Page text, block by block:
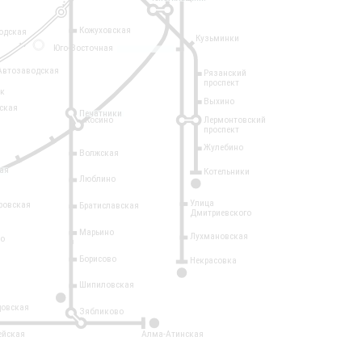
2
14
Кузьминки
Рязанский
проспект
Выхино
Лермонтовский
проспект
Жулебино
Котельники
Кожуховская
Печатники
Волжская
Люблино
Братиславская
Марьино
Борисово
Шипиловская
Зябликово
Алма-Атинская
Улица
Дмитриевского
Лухмановская
Некрасовка
Косино
Юго-Восточная